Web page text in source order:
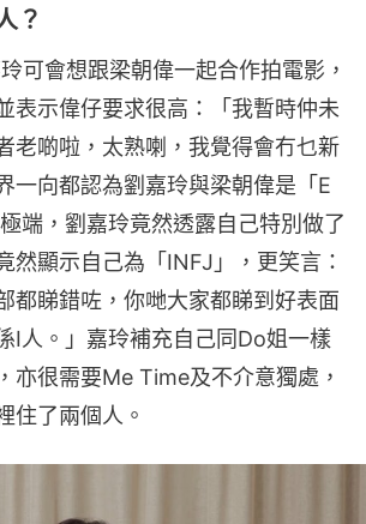
？
可會想跟梁朝偉一起合作拍電影，
表示偉仔要求很高：「我暫時仲未
老啲啦，太熟喇，我覺得會冇乜新
一向都認為劉嘉玲與梁朝偉是「E
端，劉嘉玲竟然透露自己特別做了
然顯示自己為「INFJ」，更笑言：
都睇錯咗，你哋大家都睇到好表面
I人。」嘉玲補充自己同Do姐一樣
亦很需要Me Time及不介意獨處，
住了兩個人。